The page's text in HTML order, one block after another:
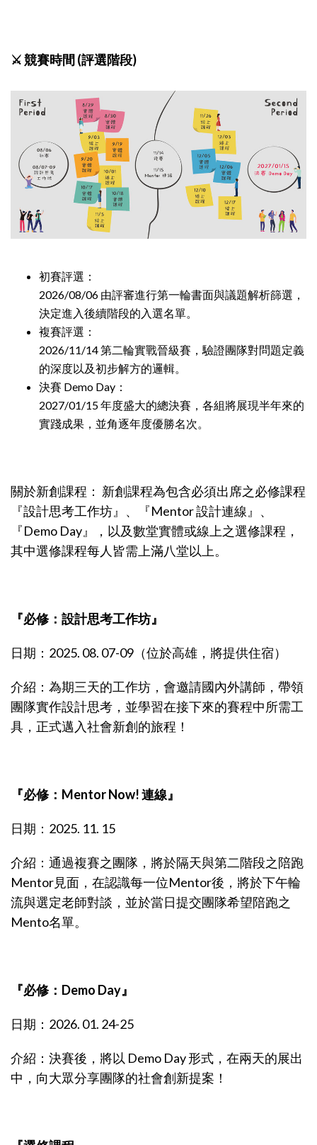
⚔️ 競賽時間 (評選階段)
初賽評選：
2026/08/06 由評審進行第一輪書面與議題解析篩選，
決定進入後續階段的入選名單。
複賽評選：
2026/11/14 第二輪實戰晉級賽，驗證團隊對問題定義
的深度以及初步解方的邏輯。
決賽 Demo Day：
2027/01/15 年度盛大的總決賽，各組將展現半年來的
實踐成果，並角逐年度優勝名次。
關於新創課程： 新創課程為包含必須出席之必修課程
『設計思考工作坊』、『Mentor 設計連線』、
『Demo Day』，以及數堂實體或線上之選修課程，
其中選修課程每人皆需上滿八堂以上。
『必修：設計思考工作坊』
日期：2025. 08. 07-09（位於高雄，將提供住宿）
介紹：為期三天的工作坊，會邀請國內外講師，帶領
團隊實作設計思考，並學習在接下來的賽程中所需工
具，正式邁入社會新創的旅程！
『必修：Mentor Now! 連線』
日期：2025. 11. 15
介紹：通過複賽之團隊，將於隔天與第二階段之陪跑
Mentor見面，在認識每一位Mentor後，將於下午輪
流與選定老師對談，並於當日提交團隊希望陪跑之
Mento名單。
『必修：Demo Day』
日期：2026. 01. 24-25
介紹：決賽後，將以 Demo Day 形式，在兩天的展出
中，向大眾分享團隊的社會創新提案！